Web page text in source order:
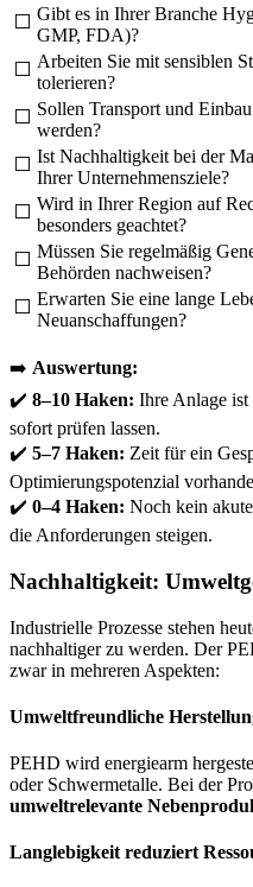
⬜ Gibt es in Ihrer Branche
GMP, FDA)?
⬜ Arbeiten Sie mit sensiblen
tolerieren?
⬜ Sollen Transport und
werden?
⬜ Ist Nachhaltigkeit bei der
Ihrer Unternehmensziele?
⬜ Wird in Ihrer Region auf
besonders geachtet?
⬜ Müssen Sie regelmäßig
Behörden nachweisen?
⬜ Erwarten Sie eine lange
Neuanschaffungen?
➡️ Auswertung:
✔️ 8–10 Haken: Ihre Anlage
sofort prüfen lassen.
✔️ 5–7 Haken: Zeit für ein
Optimierungspotenzial
✔️ 0–4 Haken: Noch kein
die Anforderungen steigen.
Nachhaltigkeit:
Industrielle Prozesse stehen
nachhaltiger zu werden. Der
zwar in mehreren Aspekten:
Umweltfreundliche
PEHD wird energiearm
oder Schwermetalle. Bei der
umweltrelevante
Langlebigkeit reduziert